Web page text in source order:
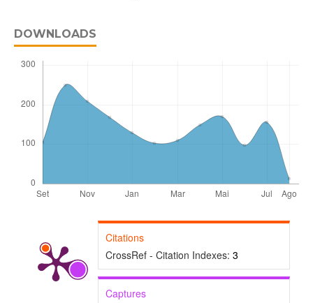
DOWNLOADS
Citations
CrossRef - Citation Indexes: 3
Captures